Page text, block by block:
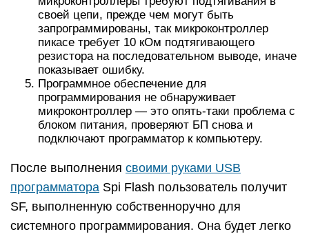
своей цепи, прежде чем могут быть
запрограммированы, так микроконтроллер
пикасе требует 10 кОм подтягивающего
резистора на последовательном выводе, иначе
показывает ошибку.
Программное обеспечение для
программирования не обнаруживает
микроконтроллер — это опять-таки проблема с
блоком питания, проверяют БП снова и
подключают программатор к компьютеру.
После выполнения своими руками USB
программатора Spi Flash пользователь получит
SF, выполненную собственноручно для
системного программирования. Она будет легко